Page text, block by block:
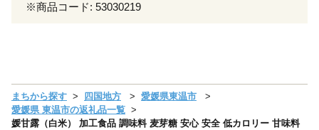
※商品コード: 53030219
まちから探す 四国地方
愛媛県東温市
愛媛県 東温市の返礼品一覧
媛甘露（白米） 加工食品 調味料 麦芽糖 安心 安全 低カロリー 甘味料